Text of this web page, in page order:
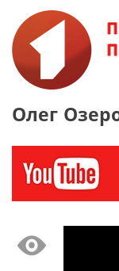
Олег